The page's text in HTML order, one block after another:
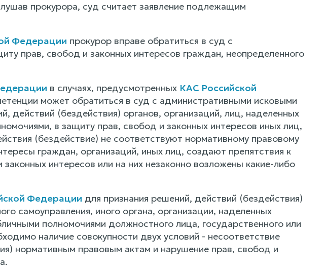
прокурора, суд считает заявление подлежащим
Федерации прокурор вправе обратиться в суд с
прав, свобод и законных интересов граждан, неопределенного
в случаях, предусмотренных КАС Российской
может обратиться в суд с административными исковыми
действий (бездействия) органов, организаций, лиц, наделенных
в защиту прав, свобод и законных интересов иных лиц,
(бездействие) не соответствуют нормативному правовому
граждан, организаций, иных лиц, создают препятствия к
интересов или на них незаконно возложены какие-либо
Федерации для признания решений, действий (бездействия)
самоуправления, иного органа, организации, наделенных
полномочиями должностного лица, государственного или
наличие совокупности двух условий - несоответствие
нормативным правовым актам и нарушение прав, свобод и